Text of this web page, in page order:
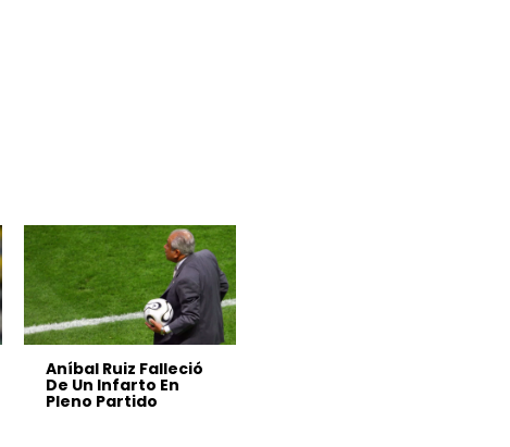
Aníbal Ruiz Falleció
De Un Infarto En
Pleno Partido